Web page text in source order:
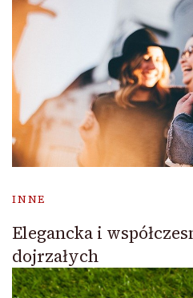
INNE
Elegancka i
dojrzałych